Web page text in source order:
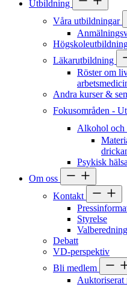
Utbildning
Våra utbildningar
Läkarutbildning
Röster om
Andra kurser &
Fokusområden -
Alkohol och
Psykisk
Om oss
Kontakt
Styrelse
Valberedning
Debatt
VD-perspektiv
Bli medlem
Auktoriserat